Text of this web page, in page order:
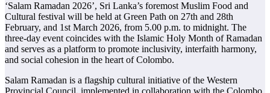
‘Salam Ramadan 2026’, Sri Lanka’s foremost Muslim Food and
Cultural festival will be held at Green Path on 27th and 28th
February, and 1st March 2026, from 5.00 p.m. to midnight. The
three-day event coincides with the Islamic Holy Month of Ramadan
and serves as a platform to promote inclusivity, interfaith harmony,
and social cohesion in the heart of Colombo.
Salam Ramadan is a flagship cultural initiative of the Western